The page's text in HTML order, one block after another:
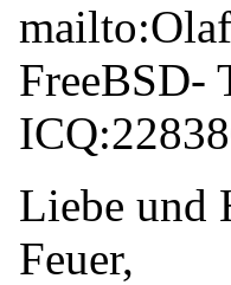
FreeBSD-
Liebe und
Feuer,